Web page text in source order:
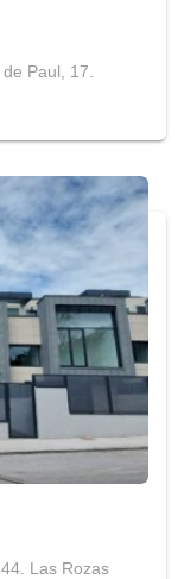
Paul, 17.
Las Rozas